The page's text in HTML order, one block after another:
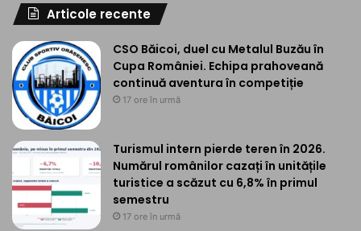
Articole recente
CSO Băicoi, duel cu Metalul Buzău în
Cupa României. Echipa prahoveană
continuă aventura în competiție
17 ore în urmă
Turismul intern pierde teren în 2026.
Numărul românilor cazați în unitățile
turistice a scăzut cu 6,8% în primul
semestru
17 ore în urmă